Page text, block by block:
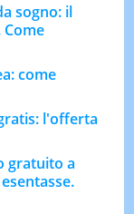
sogno: il
come
l'offerta
gratuito a